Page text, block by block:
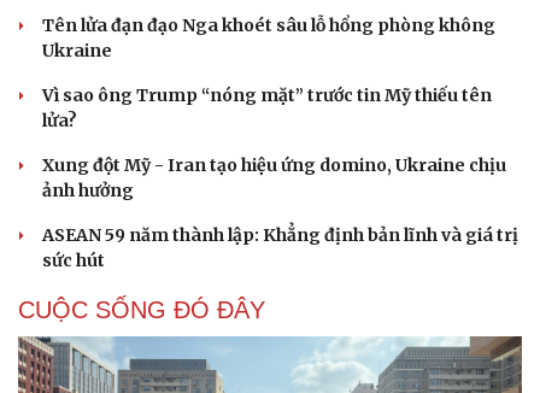
Tên lửa đạn đạo Nga khoét sâu lỗ hổng phòng không
Ukraine
Vì sao ông Trump “nóng mặt” trước tin Mỹ thiếu tên
lửa?
Xung đột Mỹ - Iran tạo hiệu ứng domino, Ukraine chịu
ảnh hưởng
ASEAN 59 năm thành lập: Khẳng định bản lĩnh và giá trị
sức hút
CUỘC SỐNG ĐÓ ĐÂY